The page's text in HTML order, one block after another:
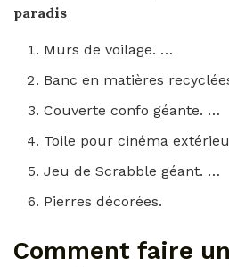
paradis
Murs de voilage. …
Banc en matières
Couverte confo géante. …
Toile pour cinéma
Jeu de Scrabble géant. …
Pierres décorées.
Comment faire